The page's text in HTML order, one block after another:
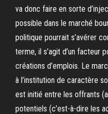
va donc faire en sorte
possible dans le marché
politique pourrait s’avérer
terme, il s’agit d’un facteur
créations d’emplois. Le
à l’institution de caractère
est initié entre les offrants
potentiels (c’est-à-dire les